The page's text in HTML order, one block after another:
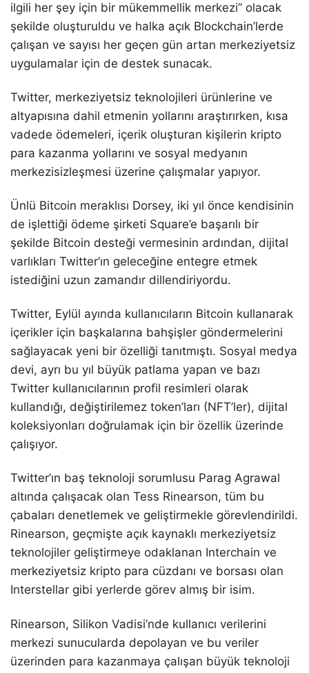
ilgili her şey için bir mükemmellik merkezi” olacak
şekilde oluşturuldu ve halka açık Blockchain’lerde
çalışan ve sayısı her geçen gün artan merkeziyetsiz
uygulamalar için de destek sunacak.
Twitter, merkeziyetsiz teknolojileri ürünlerine ve
altyapısına dahil etmenin yollarını araştırırken, kısa
vadede ödemeleri, içerik oluşturan kişilerin kripto
para kazanma yollarını ve sosyal medyanın
merkezisizleşmesi üzerine çalışmalar yapıyor.
Ünlü Bitcoin meraklısı Dorsey, iki yıl önce kendisinin
de işlettiği ödeme şirketi Square’e başarılı bir
şekilde Bitcoin desteği vermesinin ardından, dijital
varlıkları Twitter’ın geleceğine entegre etmek
istediğini uzun zamandır dillendiriyordu.
Twitter, Eylül ayında kullanıcıların Bitcoin kullanarak
içerikler için başkalarına bahşişler göndermelerini
sağlayacak yeni bir özelliği tanıtmıştı. Sosyal medya
devi, ayrı bu yıl büyük patlama yapan ve bazı
Twitter kullanıcılarının profil resimleri olarak
kullandığı, değiştirilemez token’ları (NFT’ler), dijital
koleksiyonları doğrulamak için bir özellik üzerinde
çalışıyor.
Twitter’ın baş teknoloji sorumlusu Parag Agrawal
altında çalışacak olan Tess Rinearson, tüm bu
çabaları denetlemek ve geliştirmekle görevlendirildi.
Rinearson, geçmişte açık kaynaklı merkeziyetsiz
teknolojiler geliştirmeye odaklanan Interchain ve
merkeziyetsiz kripto para cüzdanı ve borsası olan
Interstellar gibi yerlerde görev almış bir isim.
Rinearson, Silikon Vadisi’nde kullanıcı verilerini
merkezi sunucularda depolayan ve bu veriler
üzerinden para kazanmaya çalışan büyük teknoloji